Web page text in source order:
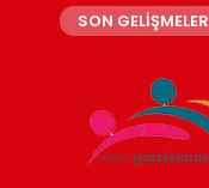
SON GELİŞMELER